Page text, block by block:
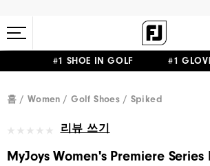
#1 SHOE IN GOLF #1 GLOVE
홈 Women Golf Shoes Spiked
리뷰 쓰기
MyJoys Women's Premiere Series